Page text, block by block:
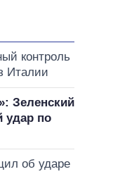
контроль
Италии
Зеленский
удар по
об ударе